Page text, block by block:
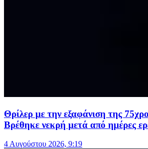
Θρίλερ με την εξαφάνιση της
Βρέθηκε νεκρή μετά από ημέρες
4 Αυγούστου 2026, 9:19